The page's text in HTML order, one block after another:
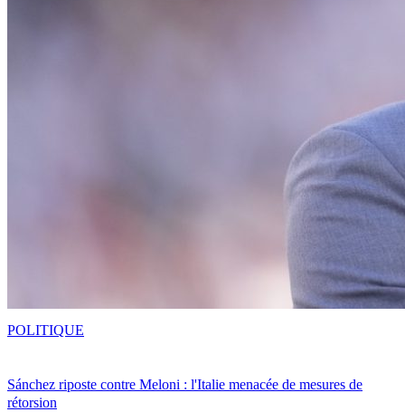
Sánchez riposte contre Meloni : l'Italie menacée de mesures de
rétorsion
POLITIQUE